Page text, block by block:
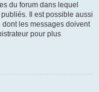
du forum dans lequel
Il est possible aussi
les messages doivent
pour plus